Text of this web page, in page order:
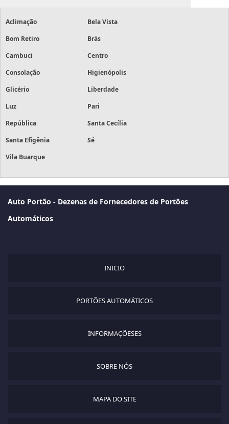
Aclimação
Bela Vista
Bom Retiro
Brás
Cambuci
Centro
Consolação
Higienópolis
Glicério
Liberdade
Luz
Pari
República
Santa Cecília
Santa Efigênia
Sé
Vila Buarque
Auto Portão - Dezenas de Fornecedores de Portões
Automáticos
INICIO
PORTÕES AUTOMÁTICOS
INFORMAÇÕESES
SOBRE NÓS
MAPA DO SITE